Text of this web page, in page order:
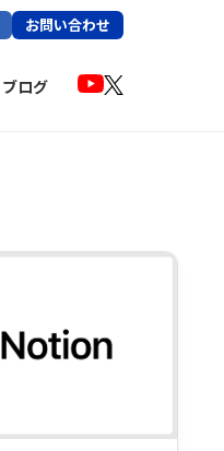
お問い合わせ
ブログ